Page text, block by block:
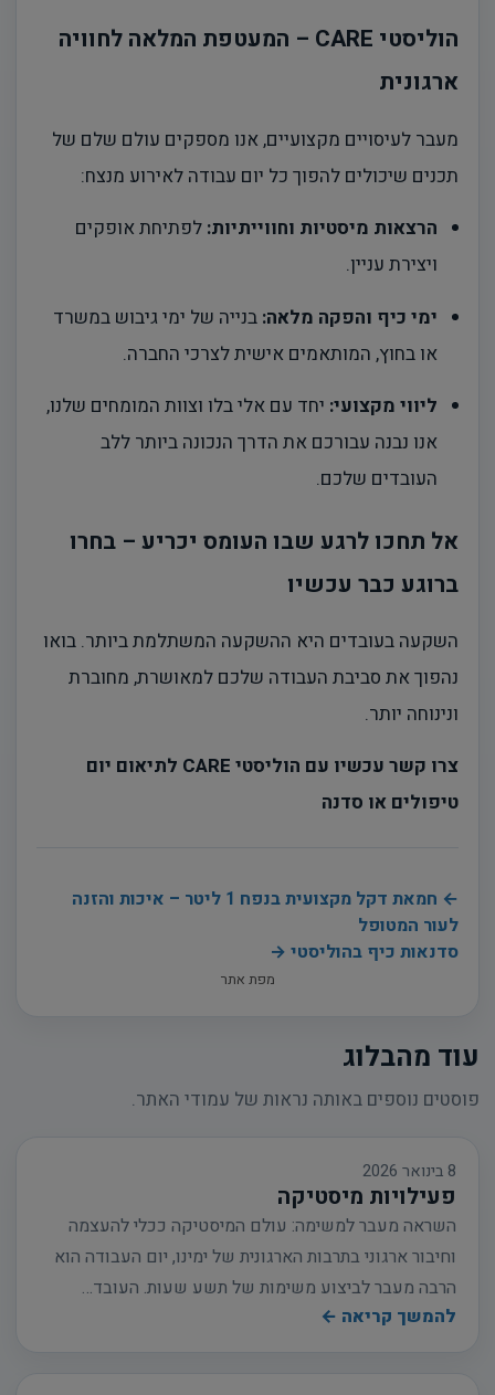
הוליסטי CARE – המעטפת המלאה לחוויה
ארגונית
מעבר לעיסויים מקצועיים, אנו מספקים עולם שלם של
תכנים שיכולים להפוך כל יום עבודה לאירוע מנצח:
הרצאות מיסטיות וחווייתיות: לפתיחת אופקים
ויצירת עניין.
ימי כיף והפקה מלאה: בנייה של ימי גיבוש במשרד
או בחוץ, המותאמים אישית לצרכי החברה.
ליווי מקצועי: יחד עם אלי בלו וצוות המומחים שלנו,
אנו נבנה עבורכם את הדרך הנכונה ביותר ללב
העובדים שלכם.
אל תחכו לרגע שבו העומס יכריע – בחרו
ברוגע כבר עכשיו
השקעה בעובדים היא ההשקעה המשתלמת ביותר. בואו
נהפוך את סביבת העבודה שלכם למאושרת, מחוברת
ונינוחה יותר.
צרו קשר עכשיו עם הוליסטי CARE לתיאום יום
טיפולים או סדנה
← חמאת דקל מקצועית בנפח 1 ליטר – איכות והזנה
לעור המטופל
סדנאות כיף בהוליסטי →
מפת אתר
עוד מהבלוג
פוסטים נוספים באותה נראות של עמודי האתר.
8 בינואר 2026
פעילויות מיסטיקה
השראה מעבר למשימה: עולם המיסטיקה ככלי להעצמה
וחיבור ארגוני בתרבות הארגונית של ימינו, יום העבודה הוא
הרבה מעבר לביצוע משימות של תשע שעות. העובד…
להמשך קריאה ←